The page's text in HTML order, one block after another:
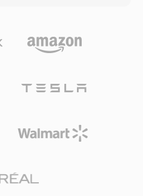
format roboczy.
czestotliwosci
high-resolution,
wiernosc
AIFF
oba. Kodek
32-bitowego
z czestotliwosciami
dla tresci DSD, ktore
oryginalnego